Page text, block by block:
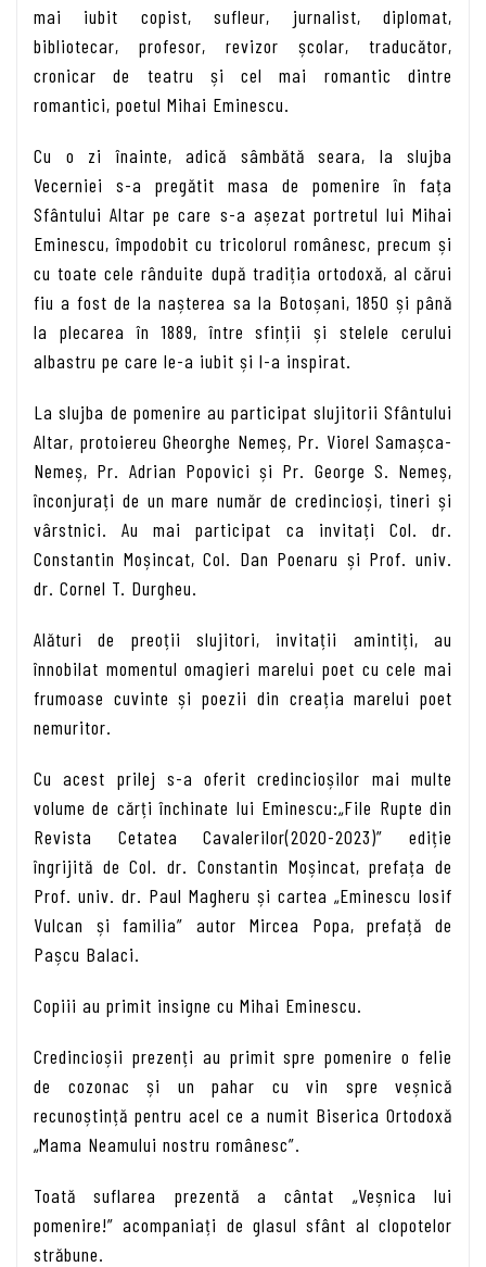
mai iubit copist, sufleur, jurnalist, diplomat,
bibliotecar, profesor, revizor școlar, traducător,
cronicar de teatru și cel mai romantic dintre
romantici, poetul Mihai Eminescu.
Cu o zi înainte, adică sâmbătă seara, la slujba
Vecerniei s-a pregătit masa de pomenire în fața
Sfântului Altar pe care s-a așezat portretul lui Mihai
Eminescu, împodobit cu tricolorul românesc, precum și
cu toate cele rânduite după tradiția ortodoxă, al cărui
fiu a fost de la nașterea sa la Botoșani, 1850 și până
la plecarea în 1889, între sfinții și stelele cerului
albastru pe care le-a iubit și l-a inspirat.
La slujba de pomenire au participat slujitorii Sfântului
Altar, protoiereu Gheorghe Nemeș, Pr. Viorel Samașca-
Nemeș, Pr. Adrian Popovici și Pr. George S. Nemeș,
înconjurați de un mare număr de credincioși, tineri și
vârstnici. Au mai participat ca invitați Col. dr.
Constantin Moșincat, Col. Dan Poenaru și Prof. univ.
dr. Cornel T. Durgheu.
Alături de preoții slujitori, invitații amintiți, au
înnobilat momentul omagieri marelui poet cu cele mai
frumoase cuvinte și poezii din creația marelui poet
nemuritor.
Cu acest prilej s-a oferit credincioșilor mai multe
volume de cărți închinate lui Eminescu:„File Rupte din
Revista Cetatea Cavalerilor(2020-2023)” ediție
îngrijită de Col. dr. Constantin Moșincat, prefața de
Prof. univ. dr. Paul Magheru și cartea „Eminescu Iosif
Vulcan și familia” autor Mircea Popa, prefață de
Pașcu Balaci.
Copiii au primit insigne cu Mihai Eminescu.
Credincioșii prezenți au primit spre pomenire o felie
de cozonac și un pahar cu vin spre veșnică
recunoștință pentru acel ce a numit Biserica Ortodoxă
„Mama Neamului nostru românesc”.
Toată suflarea prezentă a cântat „Veșnica lui
pomenire!” acompaniați de glasul sfânt al clopotelor
străbune.